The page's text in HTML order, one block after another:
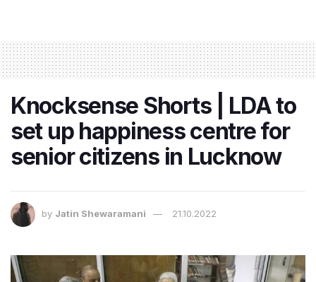
Knocksense Shorts | LDA to
set up happiness centre for
senior citizens in Lucknow
by Jatin Shewaramani 21.10.2022